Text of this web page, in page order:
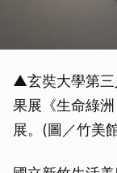
▲玄奘大學第三
果展《生命綠
展。(圖／竹美